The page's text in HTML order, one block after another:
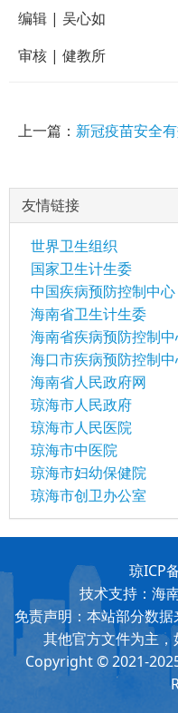
编辑 | 吴心如
审核 | 健教所
上一篇： 新冠疫苗安全
友情链接
世界卫生组织
国家卫生计生委
中国疾病预防控制中心
海南省卫生计生委
海南省疾病预防控制
海口市疾病预防控制
海南省人民政府网
琼海市人民政府
琼海市人民医院
琼海市中医院
琼海市妇幼保健院
琼海市创卫办公室
琼ICP
技术支持：海
免责声明：本站部分数
其他官方文件为主，
Copyright © 2021-